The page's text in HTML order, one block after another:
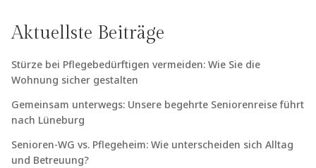
Aktuellste Beiträge
Stürze bei Pflegebedürftigen vermeiden: Wie Sie die
Wohnung sicher gestalten
Gemeinsam unterwegs: Unsere begehrte Seniorenreise führt
nach Lüneburg
Senioren-WG vs. Pflegeheim: Wie unterscheiden sich Alltag
und Betreuung?